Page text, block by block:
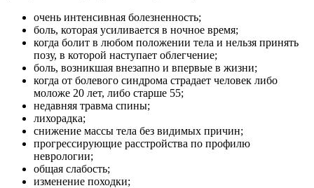
очень интенсивная болезненность;
боль, которая усиливается в ночное время;
когда болит в любом положении тела и нельзя принять
позу, в которой наступает облегчение;
боль, возникшая внезапно и впервые в жизни;
когда от болевого синдрома страдает человек либо
моложе 20 лет, либо старше 55;
недавняя травма спины;
лихорадка;
снижение массы тела без видимых причин;
прогрессирующие расстройства по профилю
неврологии;
общая слабость;
изменение походки;